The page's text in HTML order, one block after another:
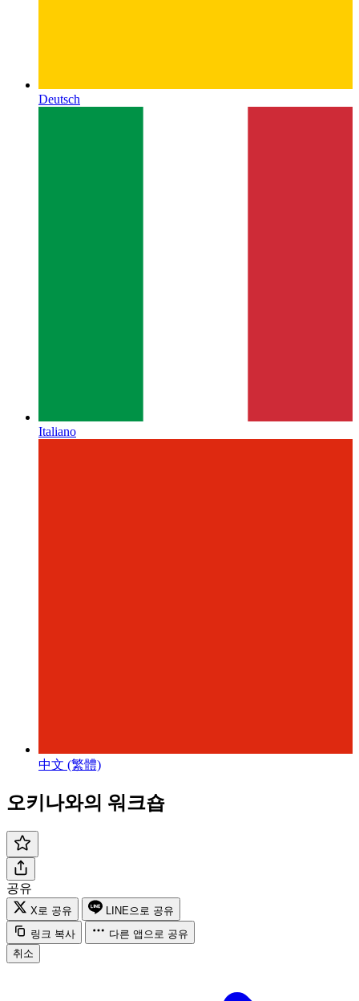
Deutsch
Italiano
中文 (繁體)
오키나와의 워크숍
공유
X로 공유
LINE으로 공유
링크 복사
다른 앱으로 공유
취소